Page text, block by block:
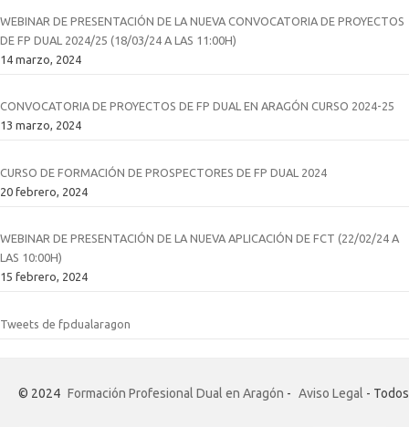
WEBINAR DE PRESENTACIÓN DE LA NUEVA CONVOCATORIA DE PROYECTOS
DE FP DUAL 2024/25 (18/03/24 A LAS 11:00H)
14 marzo, 2024
CONVOCATORIA DE PROYECTOS DE FP DUAL EN ARAGÓN CURSO 2024-25
13 marzo, 2024
CURSO DE FORMACIÓN DE PROSPECTORES DE FP DUAL 2024
20 febrero, 2024
WEBINAR DE PRESENTACIÓN DE LA NUEVA APLICACIÓN DE FCT (22/02/24 A
LAS 10:00H)
15 febrero, 2024
Tweets de fpdualaragon
© 2024 Formación Profesional Dual en Aragón - Aviso Legal -